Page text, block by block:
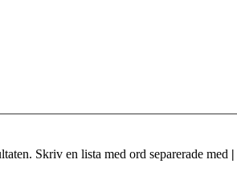
Skriv en lista med ord separerade med |